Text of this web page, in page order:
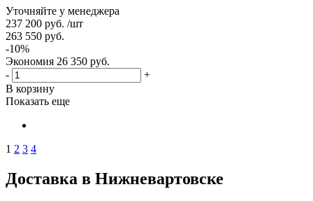
Уточняйте у менеджера
237 200 руб. /шт
263 550 руб.
-10%
Экономия 26 350 руб.
-
+
В корзину
Показать еще
1 2 3 4
Доставка в Нижневартовске